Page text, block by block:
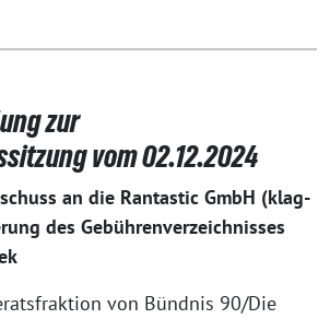
zur
vom 02.12.2024
an die Rantastic GmbH (klag-
des Gebührenverzeichnisses
von Bündnis 90/Die